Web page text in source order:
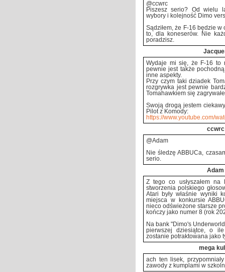
@ccwrc
Piszesz serio? Od wielu
wybory i kolejność Dimo
Sądziłem, że F-16 będzie
to, dla koneserów. Nie
poradzisz.
Wydaje mi się, że F-16 to
pewnie jest także
inne aspekty.
Przy czym taki dziadek
rozgrywka jest pewnie
Tomahawkiem się
Swoją drogą jestem
Pilot z Komody:
https://www.youtube.com/
ccwrc
@Adam
Nie śledzę ABBUCa,
serio.
Adam
Z tego co usłyszałem
stworzenia polskiego
Atari były właśnie wyniki
miejsca w konkursie
nieco odświeżone starsze
kończy jako numer 8 (rok
Na bank "Dimo's
pierwszej dziesiątce, o
zostanie potraktowana jako
mega
ach ten lisek,
zawody z kumplami w